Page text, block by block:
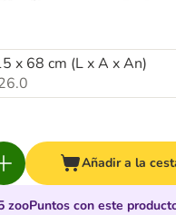
x 68 cm (L x A x An)
Añadir a la
zooPuntos con este